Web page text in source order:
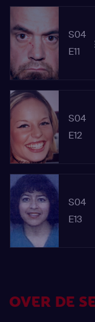
S04
E11
S04
E12
S04
E13
OVER DE